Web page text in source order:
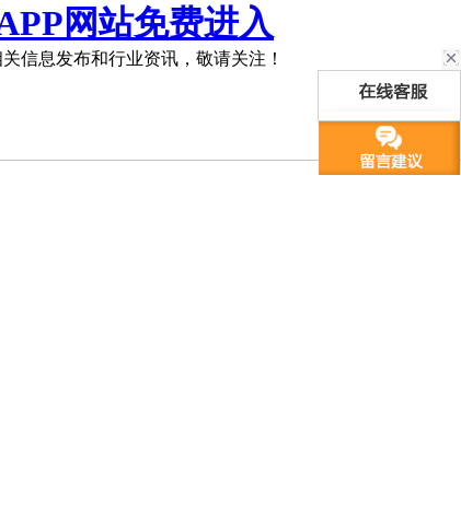
网站免费进入
信息发布和行业资讯，敬请关注！